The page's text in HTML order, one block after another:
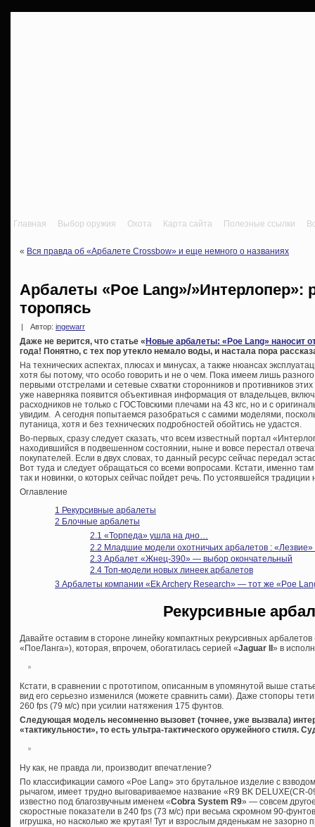
Главная Выбор оружия Охота Карта сайта Полезные ссылки
« Вся правда об «Арбалете Crossbow» и еще немного о названиях
Арбалеты «Poe Lang»/»Интерлопер»:
торопясь
| Автор: ingewarr
Даже не верится, что статье «Новые арбалеты: «Poe Lang» наносит
года! Понятно, с тех пор утекло немало воды, и настала пора
На технических аспектах, плюсах и минусах, а также нюансах
хотя бы потому, что особо говорить и не о чем. Пока имеем лишь
первыми отстрелами и сетевые схватки сторонников и противников
уже наверняка появится объективная информация от владельцев,
расходников не только с ГОСТовскими плечами на 43 кгс, но и с
увидим. А сегодня попытаемся разобраться с самими моделями,
путаница, хотя и без технических подробностей обойтись не удастся.
Во-первых, сразу следует сказать, что всем известный портал
находившийся в подвешенном состоянии, ныне и вовсе перестал
покупателей. Если в двух словах, то данный ресурс сейчас передал
Вот туда и следует обращаться со всеми вопросами. Кстати, именно
так и новинки, о которых сейчас пойдет речь. По устоявшейся
Оглавление
1 Рекурсивные арбалеты
2 Блочные арбалеты
2.1 «Торпеда» ушла на дно…
2.2 Младшие модели охотничьих арбалетов :
2.3 Арбалет «Жнец-390» — выбор окончательный
2.4 Топ-модели новых линеек арбалетов
3 Арбалеты компании «Ek Archery Research» — тот же «Poe
Рекурсивные
Давайте оставим в стороне линейку компактных рекурсивных
«ПоеЛанга»), которая, впрочем, обогатилась серией «Jaguar II» в
Кстати, в сравнении с прототипом, описанным в упомянутой выше
вид его серьезно изменился (можете сравнить сами). Даже стопоры
260 fps (79 м/с) при усилии натяжения 175 фунтов.
Следующая модель несомненно вызовет (точнее, уже вызвала)
«тактикульности», то есть ультра-тактического оружейного стиля.
Ну как, не правда ли, производит впечатление?
По классификации самого «Poe Lang» это брутальное изделие с
рычагом, имеет трудно выговариваемое название «R9 BK DELUXE(CR-
известно под благозвучным именем «Cobra System R9» — совсем
скоростные показатели в 240 fps (73 м/с) при весьма скромном 90-
игрушка, но насколько же крутая! Тут и взрослым дяденькам не зазорно